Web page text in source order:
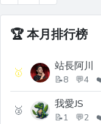
🏆本月排行榜
🥇 站長阿川
📝8 💬4
🥈 我愛JS
📝1 💬2